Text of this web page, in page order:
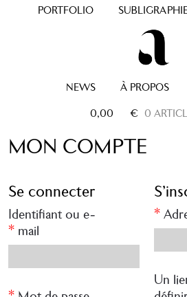
PORTFOLIO
NEWS À PROPOS
0,00 € 0
MON COMPTE
Se connecter
Identifiant ou e-
mail
*
*
Un